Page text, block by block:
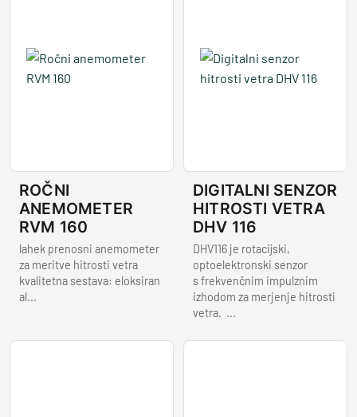
ROČNI
ANEMOMETER
RVM 160
lahek prenosni anemometer
za meritve hitrosti vetra
kvalitetna sestava: eloksiran
al...
DIGITALNI SENZOR
HITROSTI VETRA
DHV 116
DHV116 je rotacijski,
optoelektronski senzor
s frekvenčnim impulznim
izhodom za merjenje hitrosti
vetra. ...